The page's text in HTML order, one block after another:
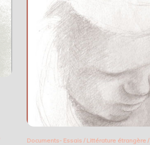
Documents- Essais / Littérature étrangère/